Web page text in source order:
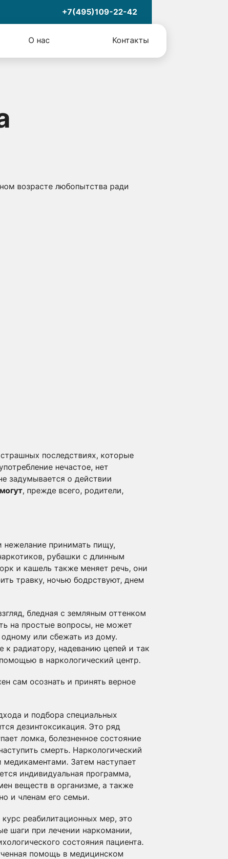
+7(495)109-22-42
О нас Контакты
возрасте любопытства ради
последствиях, которые
нечастое, нет
задумывается о действии
, прежде всего, родители,
нежелание принимать пищу,
рубашки с длинным
и кашель также меняет речь, они
травку, ночью бодрствуют, днем
бледная с земляным оттенком
на простые вопросы, не может
или сбежать из дому.
к радиатору, надеванию цепей и так
в наркологический центр.
сам осознать и принять верное
и подбора специальных
дезинтоксикация. Это ряд
ломка, болезненное состояние
смерть. Наркологический
Затем наступает
индивидуальная программа,
веществ в организме, а также
и членам его семьи.
реабилитационных мер, это
шаги при лечении наркомании,
состояния пациента.
помощь в медицинском